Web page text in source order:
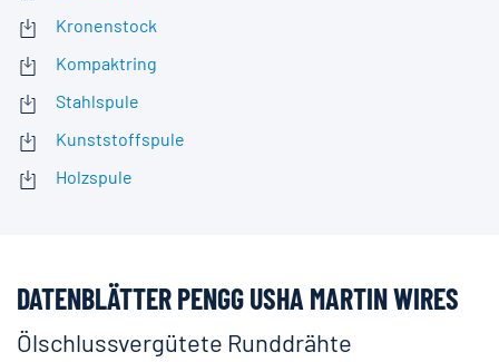
Kronenstock
Kompaktring
Stahlspule
Kunststoffspule
Holzspule
DATENBLÄTTER PENGG USHA MARTIN WIRES
Ölschlussvergütete Runddrähte